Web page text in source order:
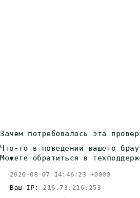
Зачем потребовалась эта
Что-то в поведении вашего
Можете обратиться в
2026-08-07 14:46:23 +0000
Ваш IP: 216.73.216.253